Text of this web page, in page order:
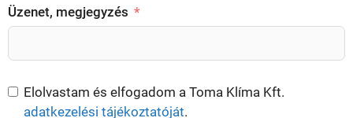
Üzenet, megjegyzés
Elolvastam és elfogadom a Toma Klíma Kft.
adatkezelési tájékoztatóját.